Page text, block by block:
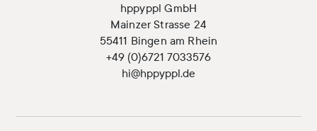
hppyppl GmbH
Mainzer Strasse 24
55411 Bingen am Rhein
+49 (0)6721 7033576
hi@hppyppl.de